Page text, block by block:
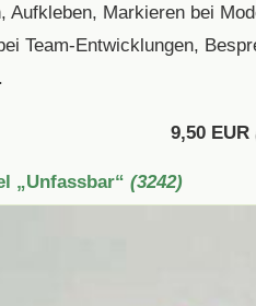
Aufkleben, Markieren bei
Team-Entwicklungen,
9,50 EUR
„Unfassbar“ (3242)